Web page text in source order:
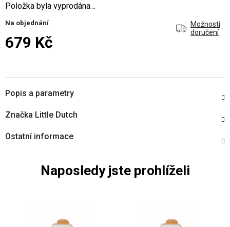
Položka byla vyprodána…
Na objednání
Možnosti
doručení
679 Kč
Popis a parametry
Značka Little Dutch
Ostatní informace
Naposledy jste prohlíželi